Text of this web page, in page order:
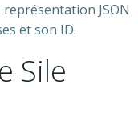
JSON
et son ID.
Sile